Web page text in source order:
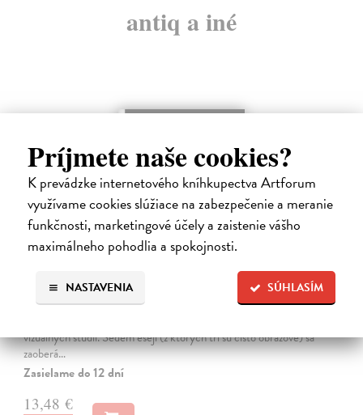
Príjmete naše cookies?
K prevádzke internetového kníhkupectva Artforum
využívame cookies slúžiace na zabezpečenie a meranie
funkčnosti, marketingové účely a zaistenie vášho
maximálneho pohodlia a spokojnosti.
SÚHLASÍM
NASTAVENIA
antiq a iné
Berger John| Kniha
Jedna z najinšpiratívnejších a najvplyvnejších kníh o umení a vizualite,
vizuálnych štúdií. Sedem esejí (z ktorých tri sú čisto obrazové) sa
zaoberá…
Zasielame do 12 dní
13,48 €